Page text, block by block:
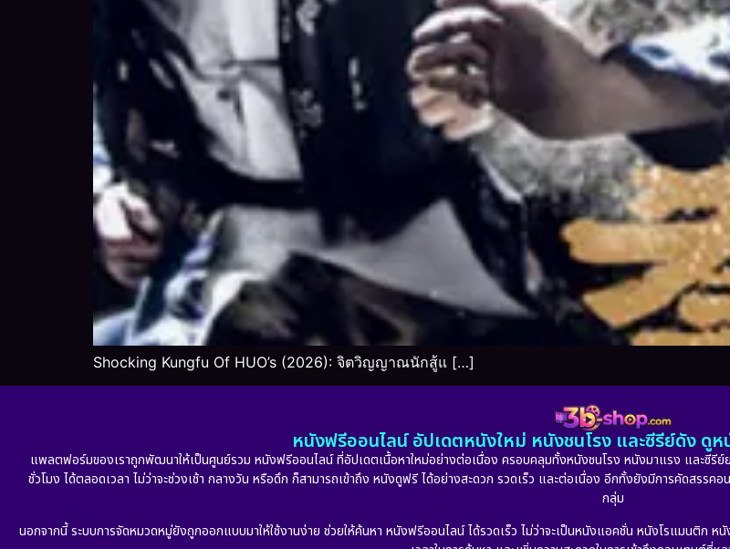
Shocking Kungfu Of HUO’s (2026): จิตวิญญาณนักสู้แ […]
หนังฟรีออนไลน์ อัปเดตหนังใหม่ หนังชนโรง และซีรีย์ดัง ดู
แพลตฟอร์มของเราถูกพัฒนาให้เป็นศูนย์รวม หนังฟรีออนไลน์ ที่อัปเดตเนื้อหาใหม่อย่างต่อเนื่อง ครอบคลุมทั้งหนังชนโรง หนังมาแรง และซีรี
ชั่วโมง ได้ตลอดเวลา ไม่ว่าจะช่วงเช้า กลางวัน หรือดึก ก็สามารถเข้าถึง หนังดูฟรี ได้อย่างสะดวก รวดเร็ว และต่อเนื่อง อีกทั้งยังมีการคัดสร
กลุ่ม
นอกจากนี้ ระบบการจัดหมวดหมู่ยังถูกออกแบบมาให้ใช้งานง่าย ช่วยให้ค้นหา หนังฟรีออนไลน์ ได้รวดเร็ว ไม่ว่าจะเป็นหนังแอคชั่น หนังโรแมนติ